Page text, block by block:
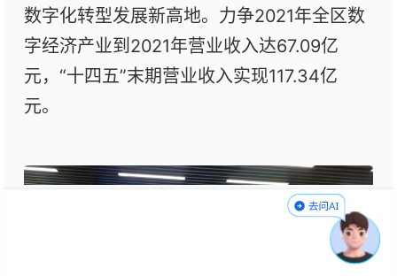
数字化转型发展新高地。力争2021年全区数
字经济产业到2021年营业收入达67.09亿
元，“十四五”末期营业收入实现117.34亿
元。